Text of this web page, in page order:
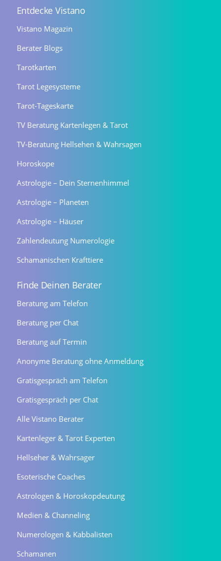
Entdecke Vistano
Vistano Magazin
Berater Blogs
Tarotkarten
Tarot Legesysteme
Tarot-Tageskarte
TV Beratung Kartenlegen & Tarot
TV-Beratung Hellsehen & Wahrsagen
Horoskope
Astrologie – Dein Sternenhimmel
Astrologie – Planeten
Astrologie – Häuser
Zahlendeutung Numerologie
Schamanischen Krafttiere
Finde Deinen Berater
Beratung am Telefon
Beratung per Chat
Beratung auf Termin
Anonyme Beratung ohne Anmeldung
Gratisgespräch am Telefon
Gratisgespräch per Chat
Alle Vistano Berater
Kartenleger & Tarot Experten
Hellseher & Wahrsager
Esoterische Coaches
Astrologen & Horoskopdeutung
Medien & Channeling
Numerologen & Kabbalisten
Schamanen